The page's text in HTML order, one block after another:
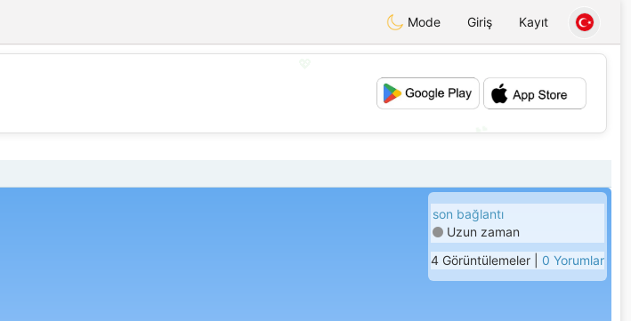
Mode Giriş Kayıt
💕
son bağlantı
Uzun zaman
4 Görüntülemeler | 0 Yorumlar